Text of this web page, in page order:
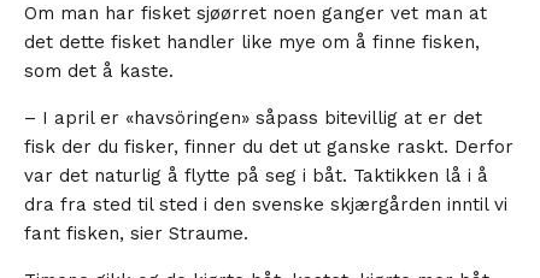
Om man har fisket sjøørret noen ganger vet man at
det dette fisket handler like mye om å finne fisken,
som det å kaste.
– I april er «havsöringen» såpass bitevillig at er det
fisk der du fisker, finner du det ut ganske raskt. Derfor
var det naturlig å flytte på seg i båt. Taktikken lå i å
dra fra sted til sted i den svenske skjærgården inntil vi
fant fisken, sier Straume.